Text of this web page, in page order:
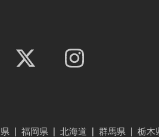
福岡県 北海道 群馬県 栃木